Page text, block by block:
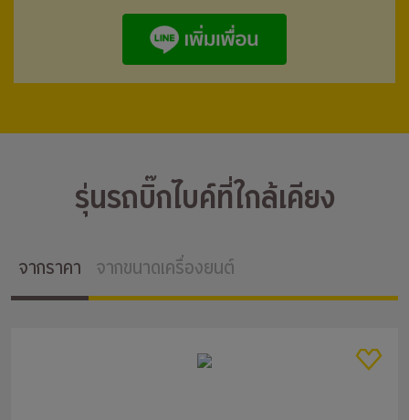
รุ่นรถบิ๊กไบค์ที่ใกล้เคียง
จากราคา จากขนาดเครื่องยนต์